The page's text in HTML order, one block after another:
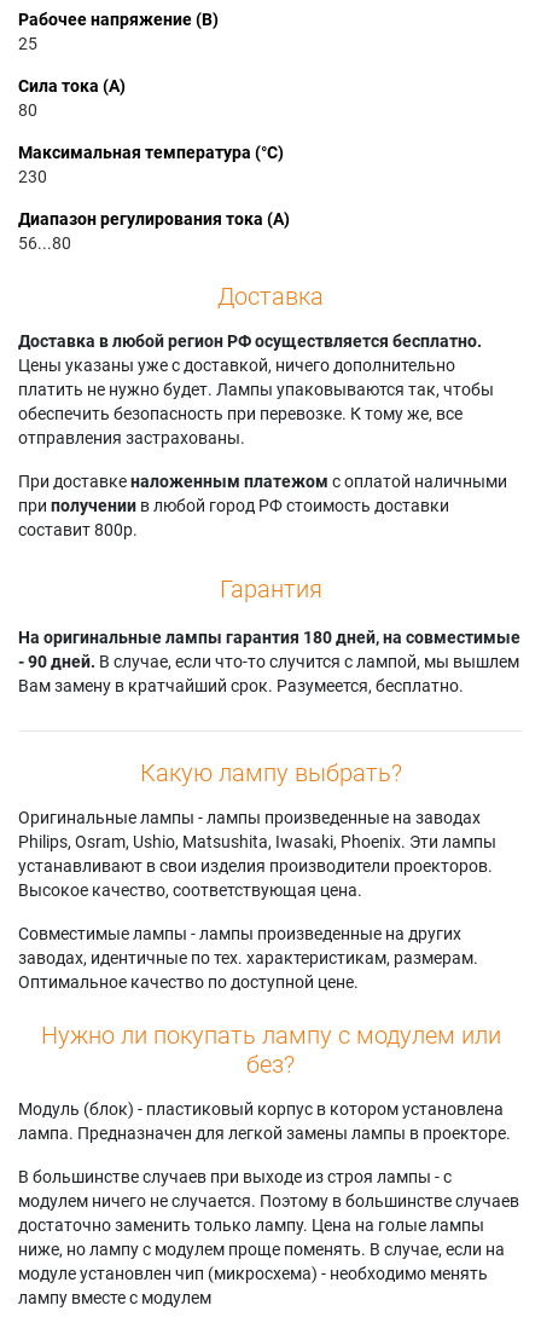
Рабочее напряжение (В)
25
Сила тока (А)
80
Максимальная температура (°C)
230
Диапазон регулирования тока (А)
56...80
Доставка
Доставка в любой регион РФ осуществляется бесплатно.
Цены указаны уже с доставкой, ничего дополнительно
платить не нужно будет. Лампы упаковываются так, чтобы
обеспечить безопасность при перевозке. К тому же, все
отправления застрахованы.
При доставкеналоженным платежом с оплатой наличными
при получении в любой город РФ стоимость доставки
составит 800р.
Гарантия
На оригинальные лампы гарантия 180 дней, на совместимые
- 90 дней. В случае, если что-то случится с лампой, мы вышлем
Вам замену в кратчайший срок. Разумеется, бесплатно.
Какую лампу выбрать?
Оригинальные лампы - лампы произведенные на заводах
Philips, Osram, Ushio, Matsushita, Iwasaki, Phoenix. Эти лампы
устанавливают в свои изделия производители проекторов.
Высокое качество, соответствующая цена.
Совместимые лампы - лампы произведенные на других
заводах, идентичные по тех. характеристикам, размерам.
Оптимальное качество по доступной цене.
Нужно ли покупать лампу с модулем или
без?
Модуль (блок) - пластиковый корпус в котором установлена
лампа. Предназначен для легкой замены лампы в проекторе.
В большинстве случаев при выходе из строя лампы - с
модулем ничего не случается. Поэтому в большинстве случаев
достаточно заменить только лампу. Цена на голые лампы
ниже, но лампу с модулем проще поменять. В случае, если на
модуле установлен чип (микросхема) - необходимо менять
лампу вместе с модулем